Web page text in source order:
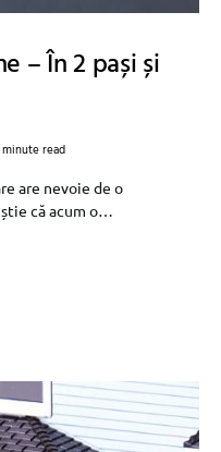
– În 2 pași și
minute read
are nevoie de o
că acum o…